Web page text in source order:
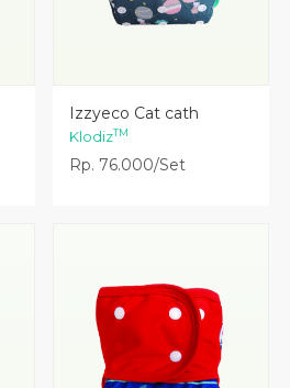
Lihat Detail
Izzyeco Cat cath
KlodizTM
Rp. 76.000/Set